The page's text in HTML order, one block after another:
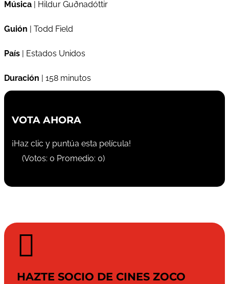
Música | Hildur Guðnadóttir
Guión | Todd Field
País | Estados Unidos
Duración | 158 minutos
VOTA AHORA
¡Haz clic y puntúa esta película!
(Votos: 0 Promedio: 0)

HAZTE SOCIO DE CINES ZOCO